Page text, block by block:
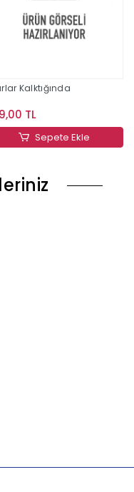
Kalktığında
TL
Sepete Ekle